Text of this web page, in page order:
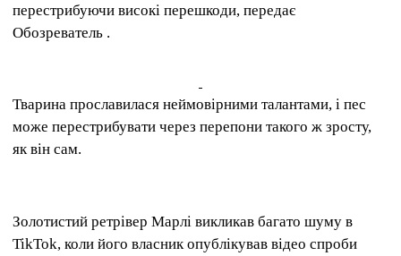
перестрибуючи високі перешкоди, передає
Обозреватель .
Тварина прославилася неймовірними талантами, і пес
може перестрибувати через перепони такого ж зросту,
як він сам.
Золотистий ретрівер Марлі викликав багато шуму в
TikTok, коли його власник опублікував відео спроби